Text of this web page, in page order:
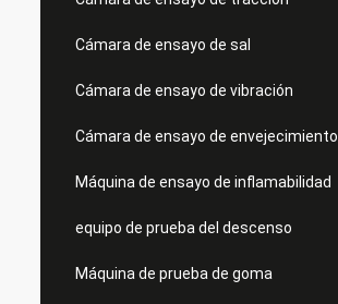
Cámara de ensayo de sal
Cámara de ensayo de vibración
Cámara de ensayo de envejecimiento
Máquina de ensayo de inflamabilidad
equipo de prueba del descenso
Máquina de prueba de goma